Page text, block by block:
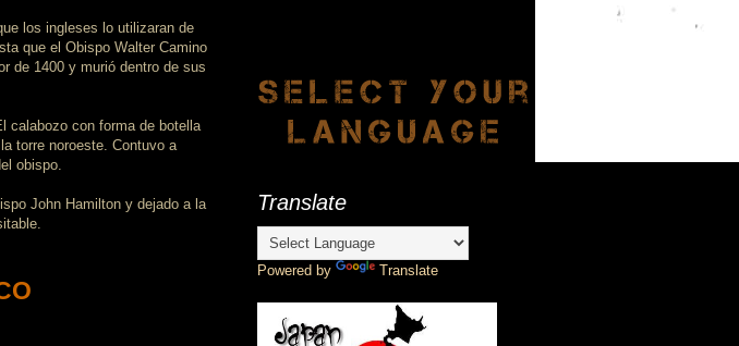
los ingleses lo utilizaran de
que el Obispo Walter Camino
de 1400 y murió dentro de sus
calabozo con forma de botella
torre noroeste. Contuvo a
obispo.
John Hamilton y dejado a la
Translate
Powered by Translate